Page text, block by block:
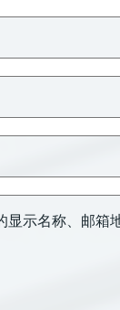
显示名称、邮箱